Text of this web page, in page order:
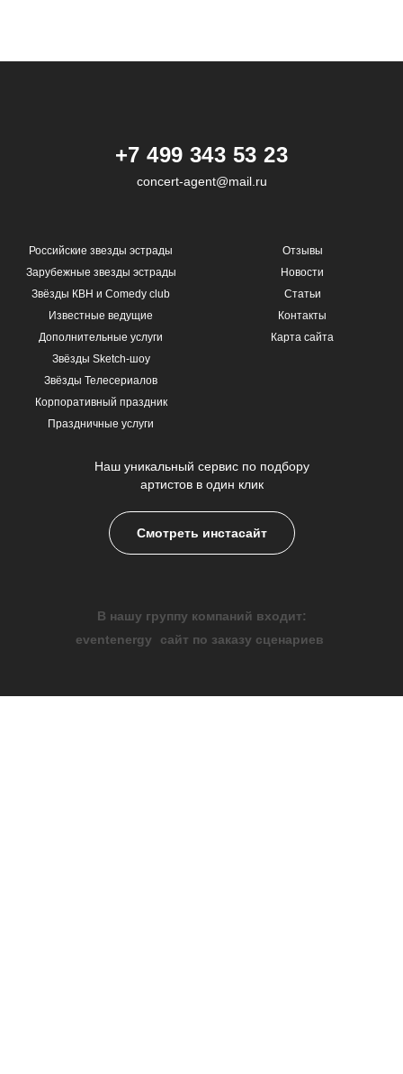
+7 499 343 53 23
concert-agent@mail.ru
Российские звезды эстрады
Зарубежные звезды эстрады
Звёзды КВН и Comedy club
Известные ведущие
Дополнительные услуги
Звёзды Sketch-шоу
Звёзды Телесериалов
Корпоративный праздник
Праздничные услуги
Отзывы
Новости
Статьи
Контакты
Карта сайта
Наш уникальный сервис по подбору
артистов в один клик
Смотреть инстасайт
В нашу группу компаний входит:
eventenergy
сайт по заказу сценариев